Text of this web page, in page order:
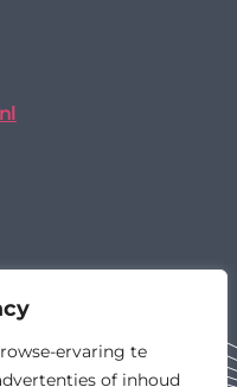
ervaring te
of inhoud